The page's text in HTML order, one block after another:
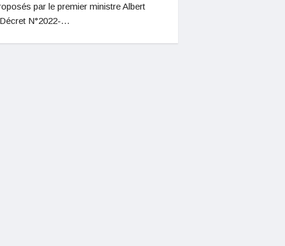
par le premier ministre Albert
N°2022-…